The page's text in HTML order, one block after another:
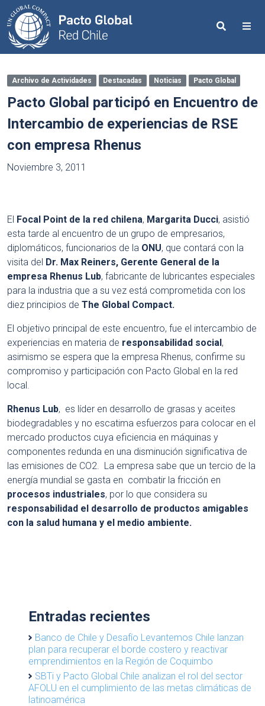
Search
Archivo de Actividades Destacadas Noticias Pacto Global
Pacto Global participó en Encuentro de
Intercambio de experiencias de RSE
con empresa Rhenus
Noviembre 3, 2011
El Focal Point de la red chilena, Margarita Ducci, asistió
esta tarde al encuentro de un grupo de empresarios,
diplomáticos, funcionarios de la ONU, que contará con la
visita del Dr. Max Reiners, Gerente General de la
empresa Rhenus Lub, fabricante de lubricantes especiales
para la industria que a su vez está comprometida con los
diez principios de The Global Compact.
El objetivo principal de este encuentro, fue el intercambio de
experiencias en materia de responsabilidad social,
asimismo se espera que la empresa Rhenus, confirme su
compromiso y participación con Pacto Global en la red
local.
Rhenus Lub, es líder en desarrollo de grasas y aceites
biodegradables y no escatima esfuerzos para colocar en el
mercado productos cuya eficiencia en máquinas y
componentes redunda en una disminución significativa de
las emisiones de CO2. La empresa sabe que un tercio de la
energía mundial se gasta en combatir la fricción en
procesos industriales, por lo que considera su
responsabilidad el desarrollo de productos amigables
con la salud humana y el medio ambiente.
Entradas recientes
Banco de Chile y Desafío Levantemos Chile lanzan
plan para recuperar el borde costero y reactivar
emprendimientos en la Región de Coquimbo
SBTi y Pacto Global Chile analizan el rol del sector
AFOLU en el cumplimiento de las metas climáticas de
latinoamérica